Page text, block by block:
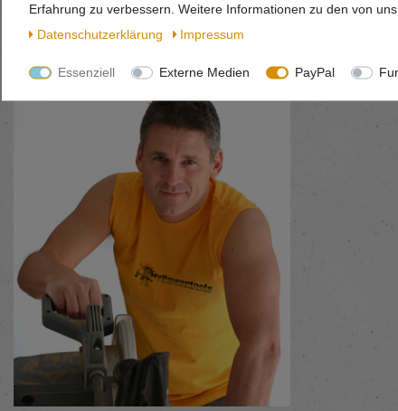
Erfahrung zu verbessern. Weitere Informationen zu den von
Daten­schutz­erklärung
Impressum
Essenziell Externe Medien PayPal